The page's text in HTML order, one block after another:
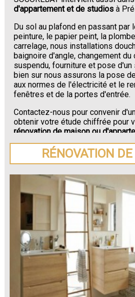
d'appartement et de studios à
Du sol au plafond en passant par
peinture, le papier peint, la
carrelage, nous installations
baignoire d'angle, changement du
suspendu, fourniture et pose
bien sur nous assurons la pose
aux normes de l'électricité et le
fenêtres et de la portes d'entrée.
Contactez-nous pour convenir
obtenir votre étude chiffrée pour
rénovation de maison ou
Préseau.
RÉNOVATION